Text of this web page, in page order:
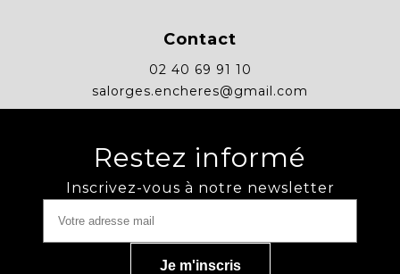
Contact
02 40 69 91 10
salorges.encheres@gmail.com
Restez informé
Inscrivez-vous à notre newsletter